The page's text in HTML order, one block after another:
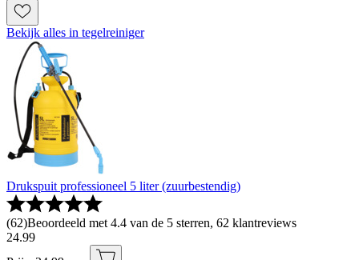
Bekijk alles in tegelreiniger
Drukspuit professioneel 5 liter (zuurbestendig)
(62)Beoordeeld met 4.4 van de 5 sterren, 62 klantreviews
24.99